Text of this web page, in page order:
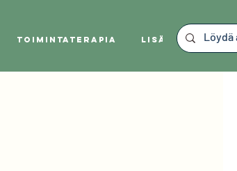
Toimintaterapia Lisää